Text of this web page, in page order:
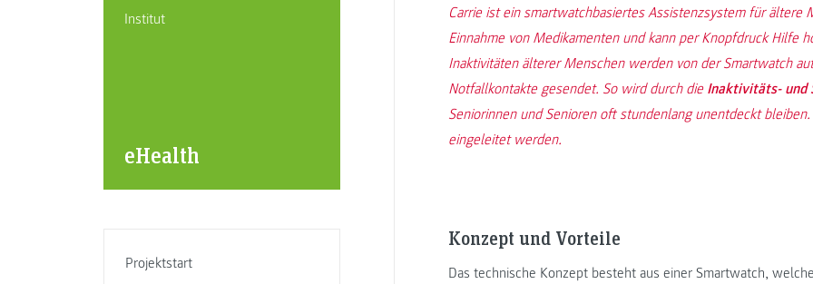
Institut
eHealth
Projektstart
Carrie ist ein smartwatchbasiertes Assistenzsystem für ältere
Einnahme von Medikamenten und kann per Knopfdruck Hilfe
Inaktivitäten älterer Menschen werden von der Smartwatch
Notfallkontakte gesendet. So wird durch die Inaktivitäts- und
Seniorinnen und Senioren oft stundenlang unentdeckt
eingeleitet werden.
Konzept und Vorteile
Das technische Konzept besteht aus einer Smartwatch,